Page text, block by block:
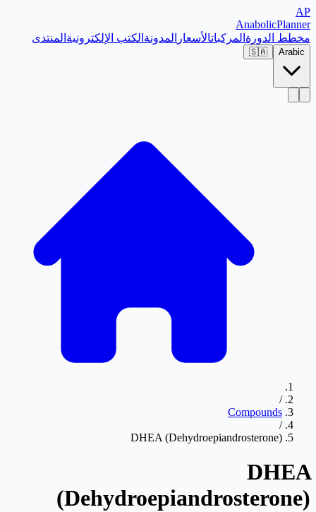
AP
AnabolicPlanner
مخطط الدورة المركباتالأسعار المدونة الكتب الإلكترونية المنتدى
Arabic
🇸🇦
/
Compounds
/
DHEA (Dehydroepiandrosterone)
DHEA
(Dehydroepiandrosterone)